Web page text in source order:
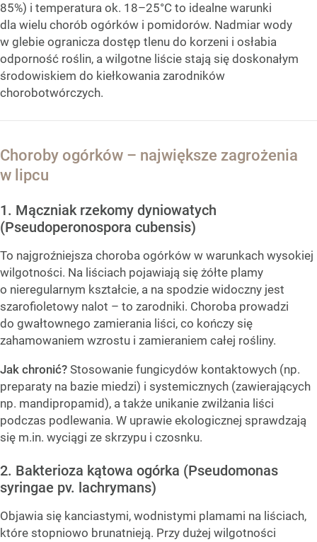
85%) i temperatura ok. 18–25°C to idealne warunki
dla wielu chorób ogórków i pomidorów. Nadmiar wody
w glebie ogranicza dostęp tlenu do korzeni i osłabia
odporność roślin, a wilgotne liście stają się doskonałym
środowiskiem do kiełkowania zarodników
chorobotwórczych.
Choroby ogórków – największe zagrożenia
w lipcu
1. Mączniak rzekomy dyniowatych
(Pseudoperonospora cubensis)
To najgroźniejsza choroba ogórków w warunkach wysokiej
wilgotności. Na liściach pojawiają się żółte plamy
o nieregularnym kształcie, a na spodzie widoczny jest
szarofioletowy nalot – to zarodniki. Choroba prowadzi
do gwałtownego zamierania liści, co kończy się
zahamowaniem wzrostu i zamieraniem całej rośliny.
Jak chronić? Stosowanie fungicydów kontaktowych (np.
preparaty na bazie miedzi) i systemicznych (zawierających
np. mandipropamid), a także unikanie zwilżania liści
podczas podlewania. W uprawie ekologicznej sprawdzają
się m.in. wyciągi ze skrzypu i czosnku.
2. Bakterioza kątowa ogórka (Pseudomonas
syringae pv. lachrymans)
Objawia się kanciastymi, wodnistymi plamami na liściach,
które stopniowo brunatnieją. Przy dużej wilgotności